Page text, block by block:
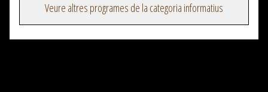
Veure altres programes de la categoria informatius